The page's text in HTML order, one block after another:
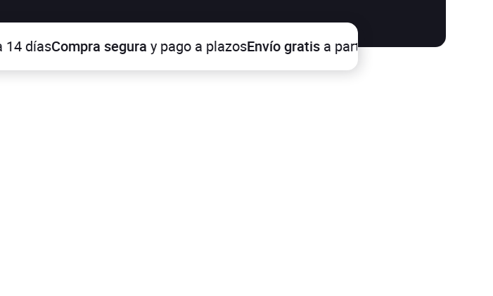
Compra seguray pago a plazosEnvío gratisa partir de 100€Devoluciones